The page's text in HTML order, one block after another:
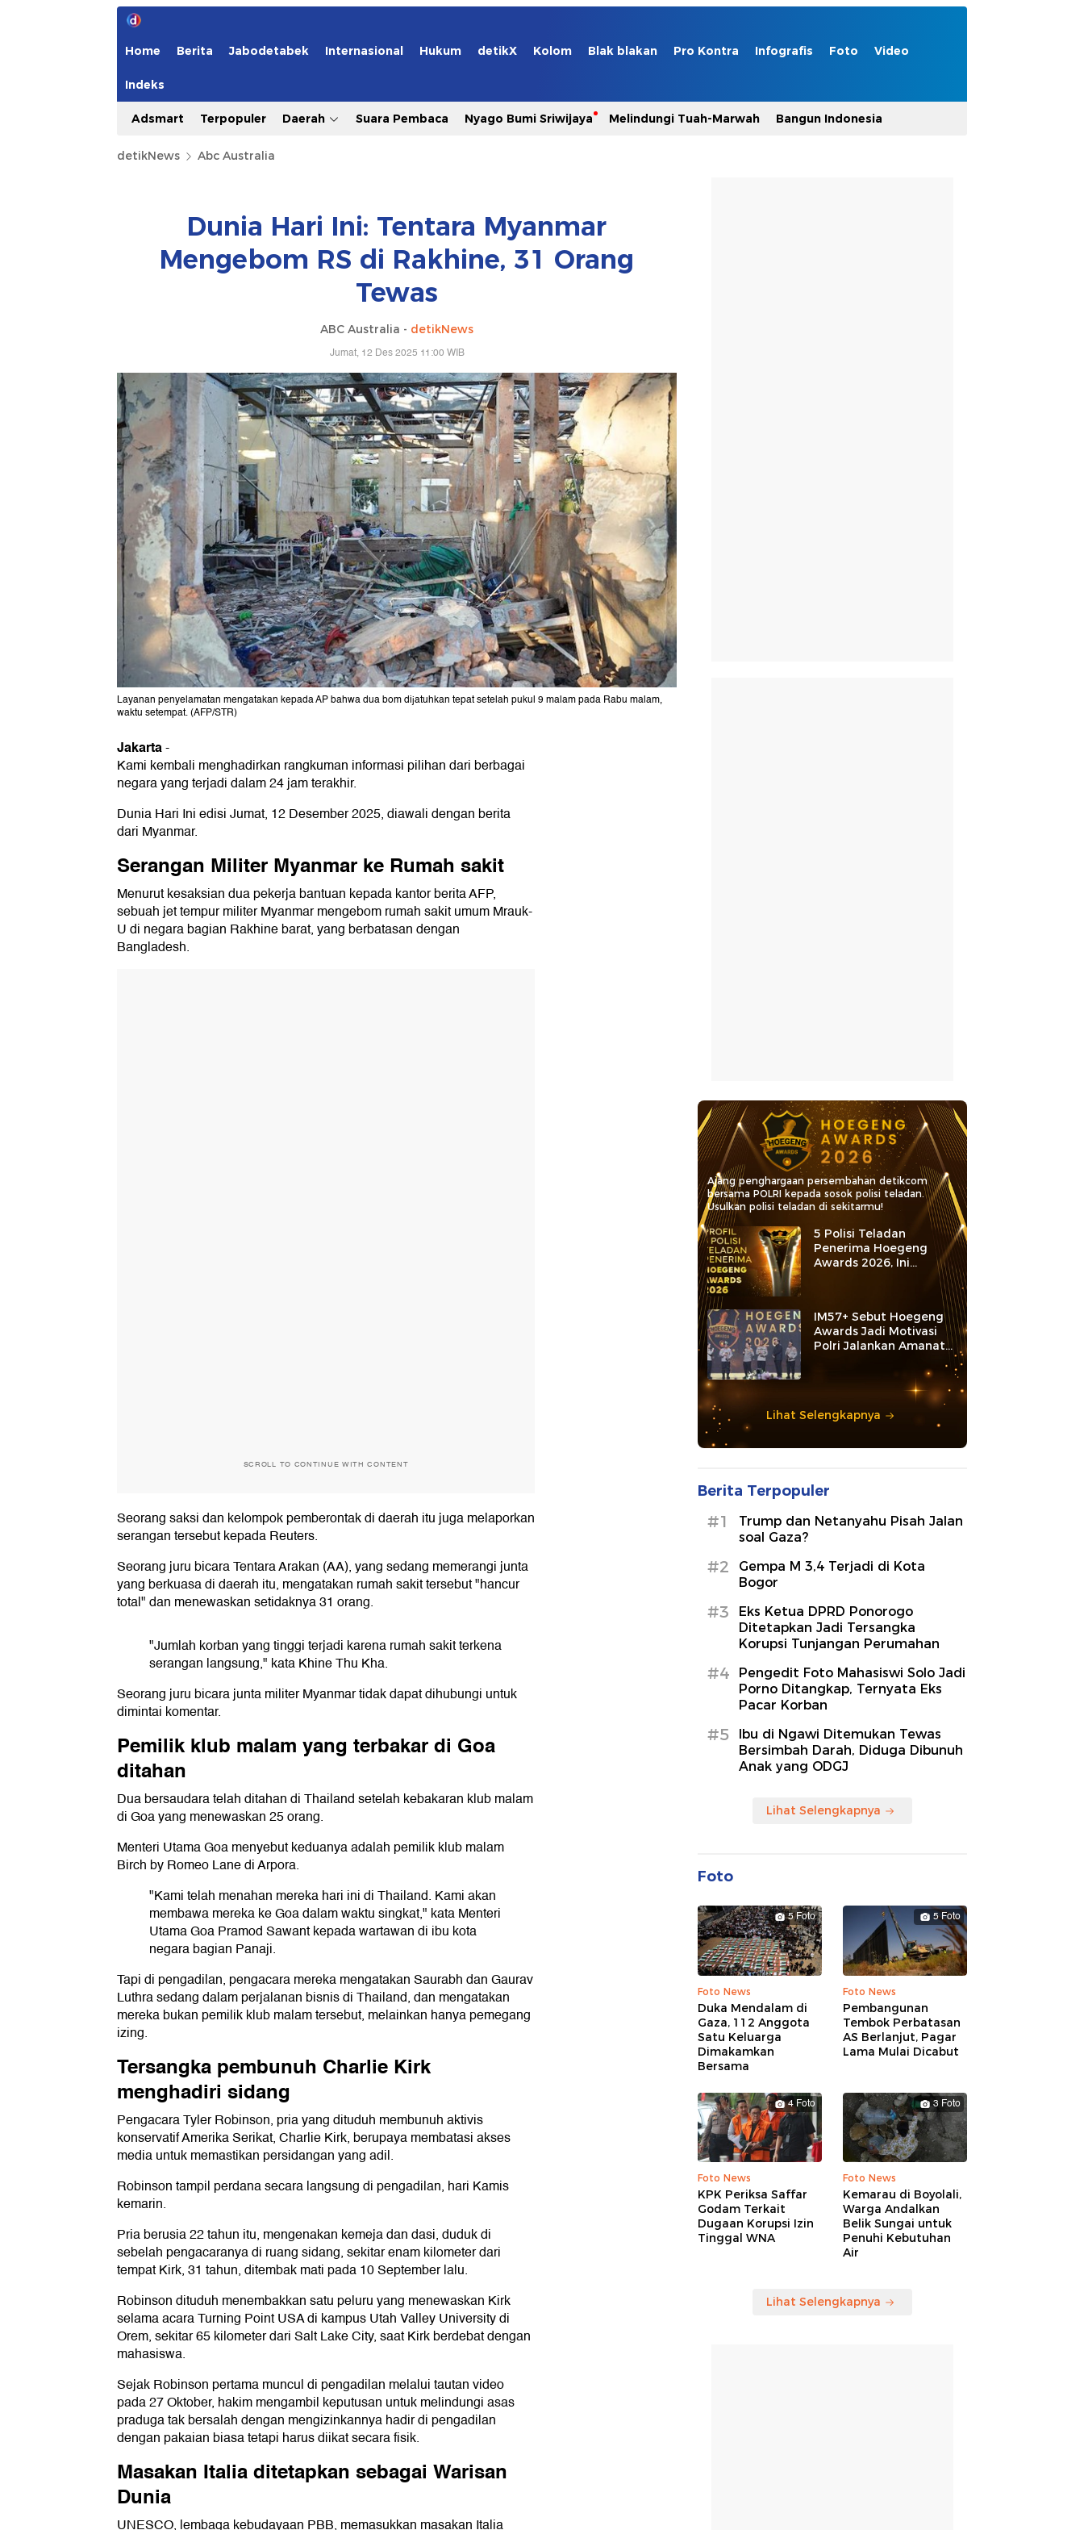
Home Berita Jabodetabek Internasional Hukum detikX Kolom Blak blakan Pro Kontra Infografis Foto Video
Indeks
Adsmart Terpopuler Daerah Suara Pembaca Nyago Bumi Sriwijaya Melindungi Tuah-Marwah Bangun Indonesia
detikNews Abc Australia
Dunia Hari Ini: Tentara Myanmar
Mengebom RS di Rakhine, 31 Orang
Tewas
ABC Australia - detikNews
Jumat, 12 Des 2025 11:00 WIB
Layanan penyelamatan mengatakan kepada AP bahwa dua bom dijatuhkan tepat setelah pukul 9 malam pada Rabu malam,
waktu setempat. (AFP/STR)
Jakarta-
Kami kembali menghadirkan rangkuman informasi pilihan dari berbagai
negara yang terjadi dalam 24 jam terakhir.
Dunia Hari Ini edisi Jumat, 12 Desember 2025, diawali dengan berita
dari Myanmar.
Serangan Militer Myanmar ke Rumah sakit
Menurut kesaksian dua pekerja bantuan kepada kantor berita AFP,
sebuah jet tempur militer Myanmar mengebom rumah sakit umum Mrauk-
U di negara bagian Rakhine barat, yang berbatasan dengan
Bangladesh.
SCROLL TO CONTINUE WITH CONTENT
Seorang saksi dan kelompok pemberontak di daerah itu juga melaporkan
serangan tersebut kepada Reuters.
Seorang juru bicara Tentara Arakan (AA), yang sedang memerangi junta
yang berkuasa di daerah itu, mengatakan rumah sakit tersebut "hancur
total" dan menewaskan setidaknya 31 orang.
"Jumlah korban yang tinggi terjadi karena rumah sakit terkena
serangan langsung," kata Khine Thu Kha.
Seorang juru bicara junta militer Myanmar tidak dapat dihubungi untuk
dimintai komentar.
Pemilik klub malam yang terbakar di Goa
ditahan
Dua bersaudara telah ditahan di Thailand setelah kebakaran klub malam
di Goa yang menewaskan 25 orang.
Menteri Utama Goa menyebut keduanya adalah pemilik klub malam
Birch by Romeo Lane di Arpora.
"Kami telah menahan mereka hari ini di Thailand. Kami akan
membawa mereka ke Goa dalam waktu singkat," kata Menteri
Utama Goa Pramod Sawant kepada wartawan di ibu kota
negara bagian Panaji.
Tapi di pengadilan, pengacara mereka mengatakan Saurabh dan Gaurav
Luthra sedang dalam perjalanan bisnis di Thailand, dan mengatakan
mereka bukan pemilik klub malam tersebut, melainkan hanya pemegang
izing.
Tersangka pembunuh Charlie Kirk
menghadiri sidang
Pengacara Tyler Robinson, pria yang dituduh membunuh aktivis
konservatif Amerika Serikat, Charlie Kirk, berupaya membatasi akses
media untuk memastikan persidangan yang adil.
Robinson tampil perdana secara langsung di pengadilan, hari Kamis
kemarin.
Pria berusia 22 tahun itu, mengenakan kemeja dan dasi, duduk di
sebelah pengacaranya di ruang sidang, sekitar enam kilometer dari
tempat Kirk, 31 tahun, ditembak mati pada 10 September lalu.
Robinson dituduh menembakkan satu peluru yang menewaskan Kirk
selama acara Turning Point USA di kampus Utah Valley University di
Orem, sekitar 65 kilometer dari Salt Lake City, saat Kirk berdebat dengan
mahasiswa.
Sejak Robinson pertama muncul di pengadilan melalui tautan video
pada 27 Oktober, hakim mengambil keputusan untuk melindungi asas
praduga tak bersalah dengan mengizinkannya hadir di pengadilan
dengan pakaian biasa tetapi harus diikat secara fisik.
Masakan Italia ditetapkan sebagai Warisan
Dunia
UNESCO, lembaga kebudayaan PBB, memasukkan masakan Italia
Ajang penghargaan persembahan detikcom
bersama POLRI kepada sosok polisi teladan.
Usulkan polisi teladan di sekitarmu!
5 Polisi Teladan
Penerima Hoegeng
Awards 2026, Ini
Kategori dan Kiprahnya
IM57+ Sebut Hoegeng
Awards Jadi Motivasi
Polri Jalankan Amanat
Lihat Selengkapnya
Berita Terpopuler
#1
Trump dan Netanyahu Pisah Jalan
soal Gaza?
#2
Gempa M 3,4 Terjadi di Kota
Bogor
#3
Eks Ketua DPRD Ponorogo
Ditetapkan Jadi Tersangka
Korupsi Tunjangan Perumahan
#4
Pengedit Foto Mahasiswi Solo Jadi
Porno Ditangkap, Ternyata Eks
Pacar Korban
#5
Ibu di Ngawi Ditemukan Tewas
Bersimbah Darah, Diduga Dibunuh
Anak yang ODGJ
Lihat Selengkapnya
Foto
5 Foto
Foto News
Duka Mendalam di
Gaza, 112 Anggota
Satu Keluarga
Dimakamkan
Bersama
5 Foto
Foto News
Pembangunan
Tembok Perbatasan
AS Berlanjut, Pagar
Lama Mulai Dicabut
4 Foto
Foto News
KPK Periksa Saffar
Godam Terkait
Dugaan Korupsi Izin
Tinggal WNA
3 Foto
Foto News
Kemarau di Boyolali,
Warga Andalkan
Belik Sungai untuk
Penuhi Kebutuhan
Air
Lihat Selengkapnya